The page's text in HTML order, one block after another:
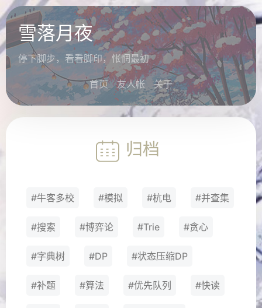
雪落月夜
停下脚步，看看脚印，怅惘最初
首页 友人帐 关于
归档
#牛客多校 #模拟 #杭电 #并查集
#搜索 #博弈论 #Trie #贪心
#字典树 #DP #状态压缩DP
#补题 #算法 #优先队列 #快读